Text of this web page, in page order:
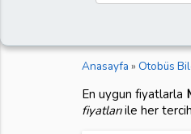
Anasayfa » Otobüs
En uygun fiyatlarla
fiyatlarıile her